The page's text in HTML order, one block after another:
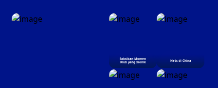
Saksikan Momen
Klub yang Ikonik
Nets di China